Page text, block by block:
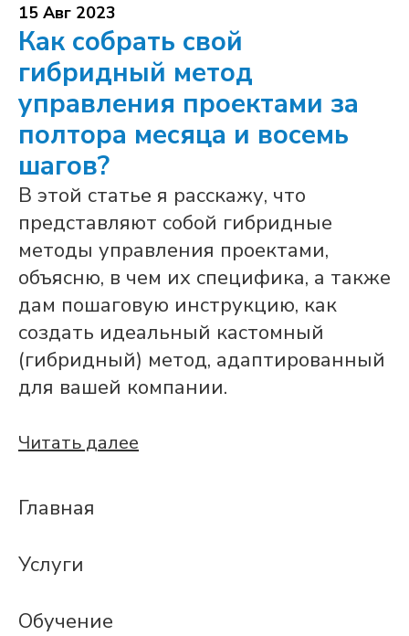
Главная
Услуги
Обучение
15 Авг 2023
Как собрать свой
гибридный метод
управления проектами за
полтора месяца и восемь
шагов?
В этой статье я расскажу, что
представляют собой гибридные
методы управления проектами,
объясню, в чем их специфика, а также
дам пошаговую инструкцию, как
создать идеальный кастомный
(гибридный) метод, адаптированный
для вашей компании.
Читать далее